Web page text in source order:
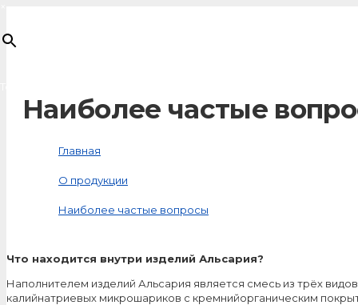
Наиболее частые
Главная
О продукции
Наиболее частые вопросы
Что находится внутри изделий Альсария?
Наполнителем изделий Альсария является смесь из трёх
калийнатриевых микрошариков с кремнийорганическим